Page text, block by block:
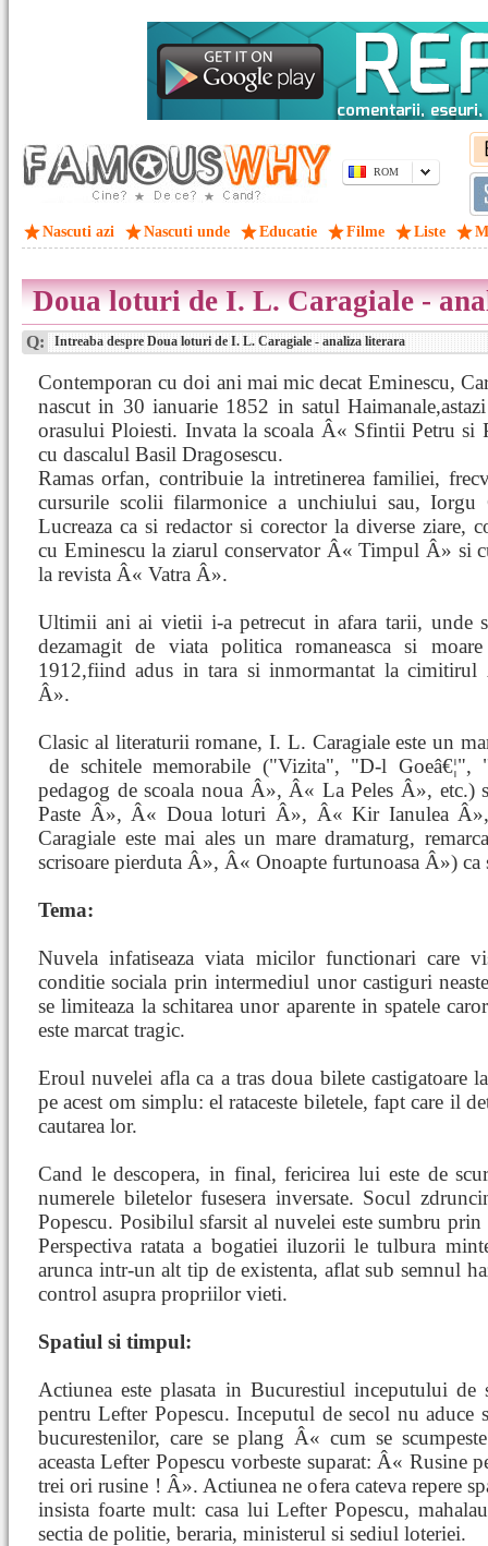
ROM
Nascuti azi Nascuti unde Educatie Filme Liste
Doua loturi de I. L. Caragiale -
Q: Intreaba despre Doua loturi de I. L. Caragiale - analiza literara
Contemporan cu doi ani mai mic decat Eminescu,
nascut in 30 ianuarie 1852 in satul
orasului Ploiesti. Invata la scoala Â« Sfintii Petru si
cu dascalul Basil Dragosescu.
Ramas orfan, contribuie la intretinerea familiei,
cursurile scolii filarmonice a unchiului sau, Iorgu
Lucreaza ca si redactor si corector la diverse ziare,
cu Eminescu la ziarul conservator Â« Timpul Â» si
la revista Â« Vatra Â».
Ultimii ani ai vietii i-a petrecut in afara tarii, unde
dezamagit de viata politica romaneasca si
1912,fiind adus in tara si inmormantat la
Â».
Clasic al literaturii romane, I. L. Caragiale este un
de schitele memorabile ("Vizita", "D-l
pedagog de scoala noua Â», Â« La Peles Â», etc.)
Paste Â», Â« Doua loturi Â», Â« Kir Ianulea
Caragiale este mai ales un mare dramaturg,
scrisoare pierduta Â», Â« Onoapte furtunoasa Â»)
Tema:
Nuvela infatiseaza viata micilor functionari care
conditie sociala prin intermediul unor castiguri
se limiteaza la schitarea unor aparente in spatele
este marcat tragic.
Eroul nuvelei afla ca a tras doua bilete castigatoare
pe acest om simplu: el rataceste biletele, fapt care il
cautarea lor.
Cand le descopera, in final, fericirea lui este de
numerele biletelor fusesera inversate. Socul
Popescu. Posibilul sfarsit al nuvelei este sumbru prin
Perspectiva ratata a bogatiei iluzorii le tulbura
arunca intr-un alt tip de existenta, aflat sub semnul
control asupra propriilor vieti.
Spatiul si timpul:
Actiunea este plasata in Bucurestiul inceputului
pentru Lefter Popescu. Inceputul de secol nu aduce
bucurestenilor, care se plang Â« cum se
aceasta Lefter Popescu vorbeste suparat: Â« Rusine
trei ori rusine ! Â». Actiunea ne ofera cateva repere
insista foarte mult: casa lui Lefter Popescu,
sectia de politie, beraria, ministerul si sediul loteriei.